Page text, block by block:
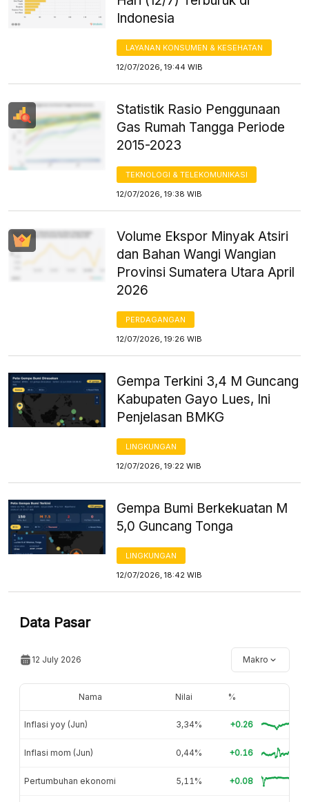
Indonesia
LAYANAN KONSUMEN & KESEHATAN
12/07/2026, 19:44 WIB
Statistik Rasio Penggunaan
Gas Rumah Tangga Periode
2015-2023
TEKNOLOGI & TELEKOMUNIKASI
12/07/2026, 19:38 WIB
Volume Ekspor Minyak Atsiri
dan Bahan Wangi Wangian
Provinsi Sumatera Utara April
2026
PERDAGANGAN
12/07/2026, 19:26 WIB
Gempa Terkini 3,4 M Guncang
Kabupaten Gayo Lues, Ini
Penjelasan BMKG
LINGKUNGAN
12/07/2026, 19:22 WIB
Gempa Bumi Berkekuatan M
5,0 Guncang Tonga
LINGKUNGAN
12/07/2026, 18:42 WIB
Data Pasar
12 July 2026 Makro
Nama Nilai %
Inflasi yoy (Jun) 3,34% +0.26
Inflasi mom (Jun) 0,44% +0.16
Pertumbuhan ekonomi 5,11% +0.08